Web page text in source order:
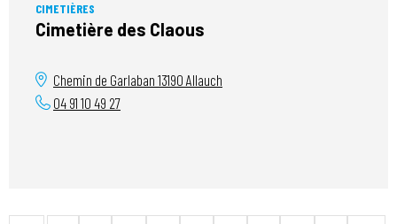
CIMETIÈRES
Cimetière des Claous
Chemin de Garlaban 13190 Allauch
04 91 10 49 27